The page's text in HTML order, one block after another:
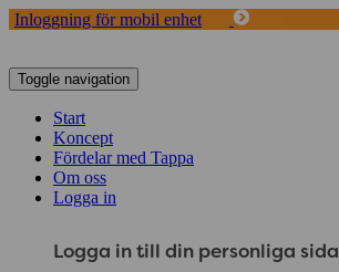
Inloggning för mobil enhet
Toggle navigation
Start
Koncept
Fördelar med Tappa
Om oss
Logga in
Logga in till din personliga sida